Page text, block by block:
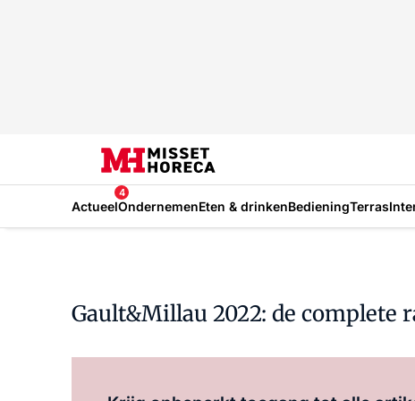
Actueel
4
OndernemenEten & drinkenBedieningTerras
Gault&Millau 2022: de complete